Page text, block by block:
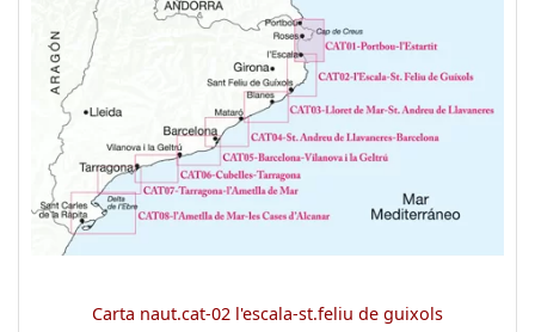
Carta naut.cat-02 l'escala-st.feliu de guixols